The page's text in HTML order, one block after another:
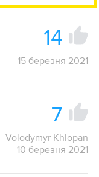
14
15 березня 2021
7
Volodymyr Khlopan
10 березня 2021